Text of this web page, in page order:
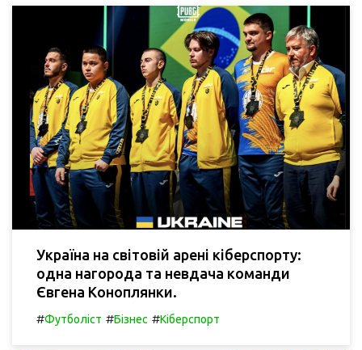
Україна на світовій арені кіберспорту:
одна нагорода та невдача команди
Євгена Коноплянки.
#Футболіст #Бізнес #Кіберспорт